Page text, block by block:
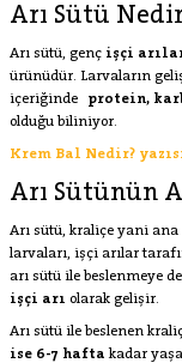
Arı Sütü
Arı sütü, genç işçi
ürünüdür. Larvaların
içeriğinde protein,
olduğu biliniyor.
Krem Bal Nedir?
Arı Sütünün
Arı sütü, kraliçe yani ana
larvaları, işçi arılar
arı sütü ile beslenmeye
işçi arı olarak gelişir.
Arı sütü ile beslenen
ise 6-7 hafta kadar